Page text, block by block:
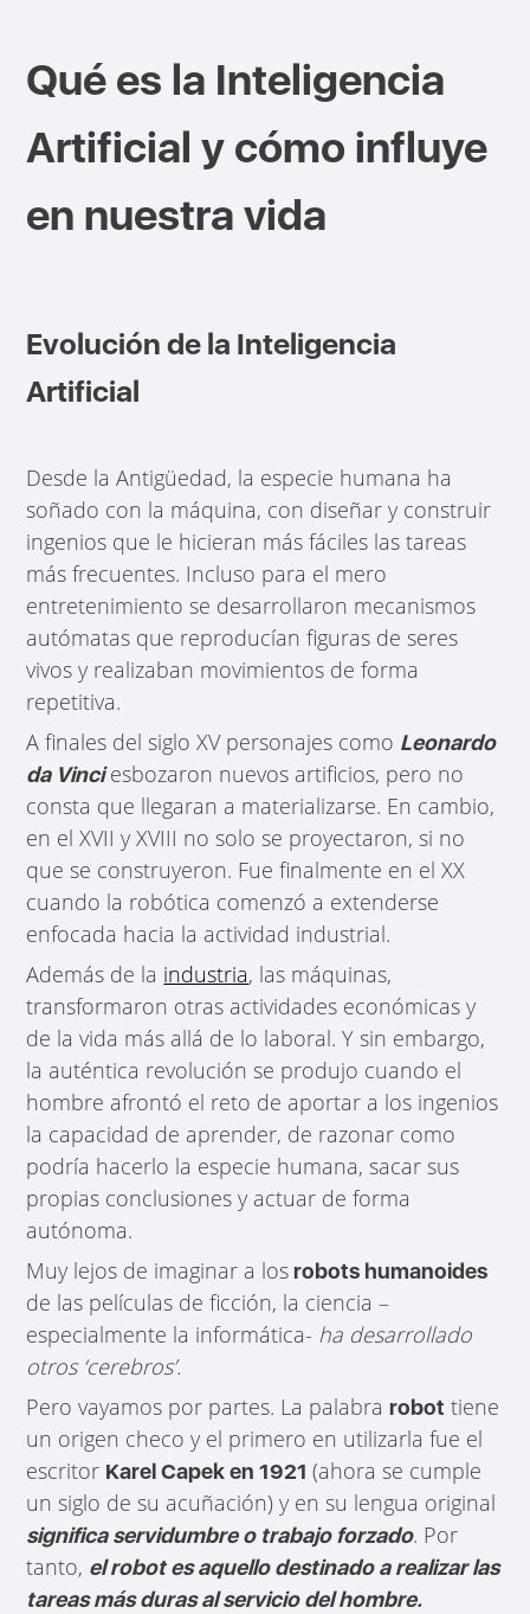
Qué es la Inteligencia
Artificial y cómo influye
en nuestra vida
Evolución de la Inteligencia
Artificial
Desde la Antigüedad, la especie humana ha
soñado con la máquina, con diseñar y construir
ingenios que le hicieran más fáciles las tareas
más frecuentes. Incluso para el mero
entretenimiento se desarrollaron mecanismos
autómatas que reproducían figuras de seres
vivos y realizaban movimientos de forma
repetitiva.
A finales del siglo XV personajes como Leonardo
da Vinciesbozaron nuevos artificios, pero no
consta que llegaran a materializarse. En cambio,
en el XVII y XVIII no solo se proyectaron, si no
que se construyeron. Fue finalmente en el XX
cuando la robótica comenzó a extenderse
enfocada hacia la actividad industrial.
Además de la industria, las máquinas,
transformaron otras actividades económicas y
de la vida más allá de lo laboral. Y sin embargo,
la auténtica revolución se produjo cuando el
hombre afrontó el reto de aportar a los ingenios
la capacidad de aprender, de razonar como
podría hacerlo la especie humana, sacar sus
propias conclusiones y actuar de forma
autónoma.
Muy lejos de imaginar a losrobots humanoides
de las películas de ficción, la ciencia –
especialmente la informática- ha desarrollado
otros ‘cerebros’.
Pero vayamos por partes. La palabrarobot tiene
un origen checo y el primero en utilizarla fue el
escritor Karel Capek en 1921(ahora se cumple
un siglo de su acuñación) y en su lengua original
significa servidumbre o trabajo forzado. Por
tanto, el robot es aquello destinado a realizar las
tareas más duras al servicio del hombre.